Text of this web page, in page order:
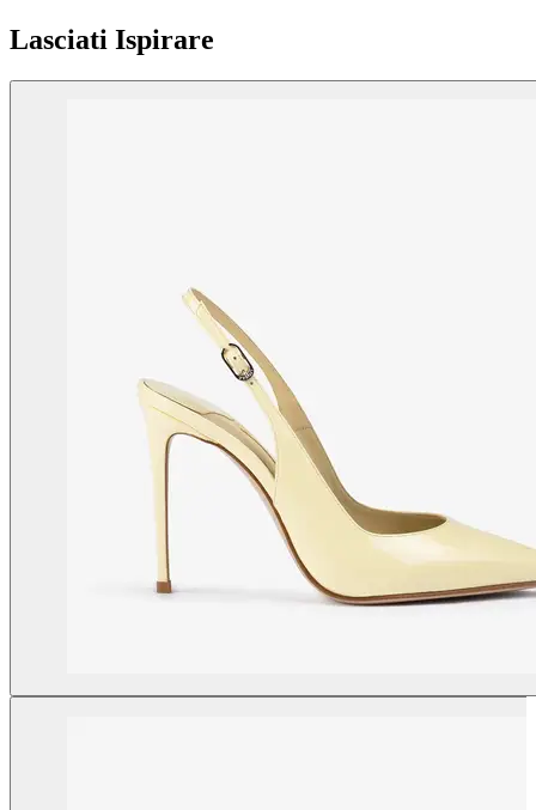
Lasciati Ispirare